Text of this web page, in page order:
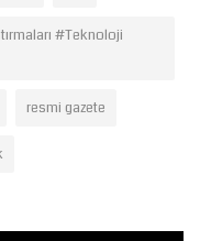
#Teknoloji
resmi gazete